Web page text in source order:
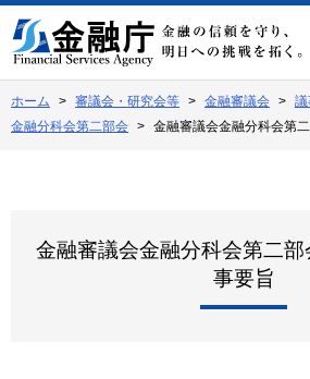
文
へ
動
ホーム 審議会・研究会等 金融審議会
金融分科会第二部会
金融審議会金融分科会第
金融審議会金融分科会第二
事要旨